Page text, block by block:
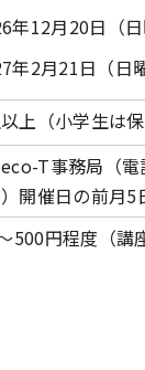
年12月20日（
年2月21日（日
上（小学生は保
T事務局（
）開催日の前月
500円程度（講